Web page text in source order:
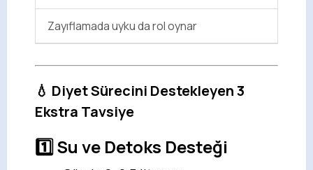
Zayıflamada uyku da rol oynar
💧 Diyet Sürecini Destekleyen 3
Ekstra Tavsiye
1️⃣ Su ve Detoks Desteği